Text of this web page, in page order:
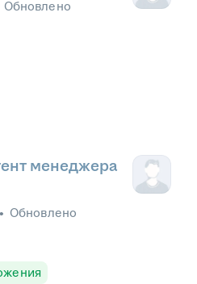
Обновлено
менеджера
• Обновлено